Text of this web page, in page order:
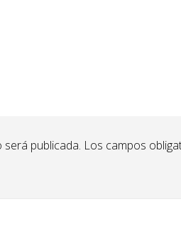
publicada. Los campos